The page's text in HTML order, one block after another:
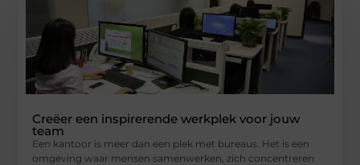
Creëer een inspirerende werkplek voor jouw
team
Een kantoor is meer dan een plek met bureaus. Het is een
omgeving waar mensen samenwerken, zich concentreren